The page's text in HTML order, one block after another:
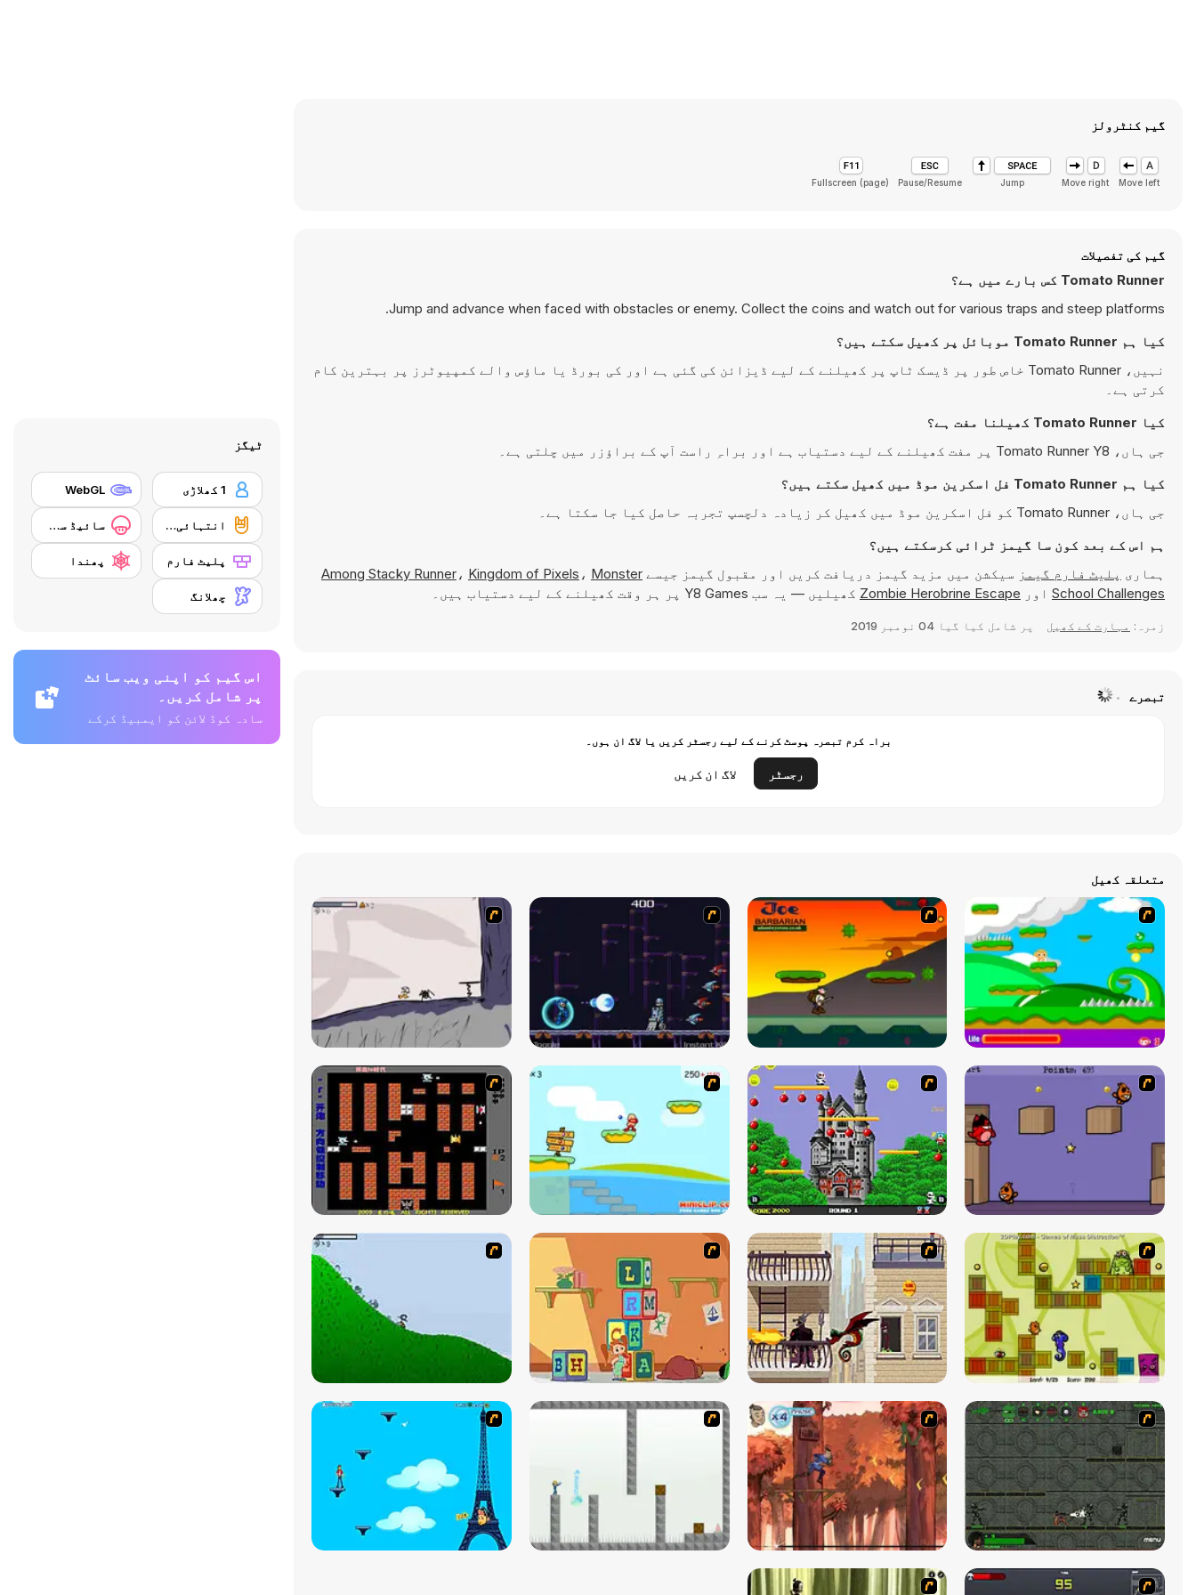
گیم کنٹرولز
Move left
Move right
Jump
Pause/Resume
Fullscreen (page)
گیم کی تفصیلات
Tomato Runner کس بارے میں ہے؟
Jump and advance when faced with obstacles or enemy. Collect the coins and watch out for various traps and steep platforms.
کیا ہم Tomato Runner موبائل پر کھیل سکتے ہیں؟
نہیں، Tomato Runner خاص طور پر ڈیسک ٹاپ پر کھیلنے کے لیے ڈیزائن کی گئی ہے اور کی بورڈ یا ماؤس والے کمپیوٹرز پر بہترین کام
کرتی ہے۔
کیا Tomato Runner کھیلنا مفت ہے؟
جی ہاں، Tomato Runner Y8 پر مفت کھیلنے کے لیے دستیاب ہے اور براہِ راست آپ کے براؤزر میں چلتی ہے۔
کیا ہم Tomato Runner فل اسکرین موڈ میں کھیل سکتے ہیں؟
جی ہاں، Tomato Runner کو فل اسکرین موڈ میں کھیل کر زیادہ دلچسپ تجربہ حاصل کیا جا سکتا ہے۔
ہم اس کے بعد کون سا گیمز ٹرائی کرسکتے ہیں؟
ہماری پلیٹ فارم گیمز سیکشن میں مزید گیمز دریافت کریں اور مقبول گیمز جیسے Among Stacky Runner، Kingdom of Pixels ، Monster
School Challenges اور Zombie Herobrine Escape کھیلیں — یہ سب Y8 Games پر ہر وقت کھیلنے کے لیے دستیاب ہیں۔
زمرہ: مہارت کے کھیل پر شامل کیا گیا 04 نومبر 2019
تبصرے
براہ کرم تبصرہ پوسٹ کرنے کے لیے رجسٹر کریں یا لاگ ان ہوں۔
رجسٹر لاگ ان کریں
متعلقہ کھیل
ٹیگز
1 کھلاڑی WebGL
انتہائی کھیل سائیڈ سکولنگ
پلیٹ فارم پھندا
چھلانگ
اس گیم کو اپنی ویب سائٹ
پر شامل کریں۔
سادہ کوڈ لائن کو ایمبیڈ کرکے